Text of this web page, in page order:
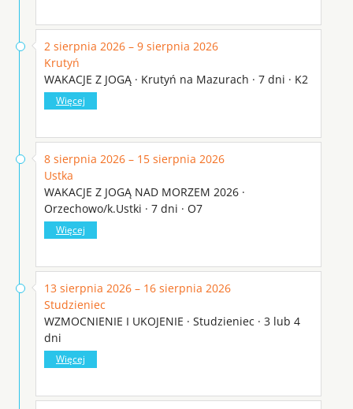
2 sierpnia 2026 – 9 sierpnia 2026
Krutyń
WAKACJE Z JOGĄ · Krutyń na Mazurach · 7 dni · K2
Więcej
8 sierpnia 2026 – 15 sierpnia 2026
Ustka
WAKACJE Z JOGĄ NAD MORZEM 2026 ·
Orzechowo/k.Ustki · 7 dni · O7
Więcej
13 sierpnia 2026 – 16 sierpnia 2026
Studzieniec
WZMOCNIENIE I UKOJENIE · Studzieniec · 3 lub 4
dni
Więcej